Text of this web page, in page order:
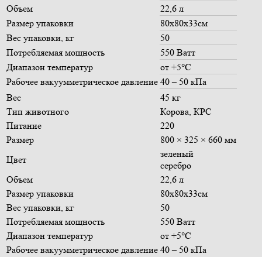
Объем
22,6 л
Размер упаковки
80х80х33см
Вес упаковки, кг
50
Потребляемая мощность
550 Ватт
Диапазон температур
от +5°C
Рабочее вакуумметрическое давление 40 – 50 кПа
Вес
45 кг
Тип животного
Корова, КРС
Питание
220
Размер
800 × 325 × 660 мм
Цвет
зеленый
серебро
Объем
22,6 л
Размер упаковки
80х80х33см
Вес упаковки, кг
50
Потребляемая мощность
550 Ватт
Диапазон температур
от +5°C
Рабочее вакуумметрическое давление 40 – 50 кПа